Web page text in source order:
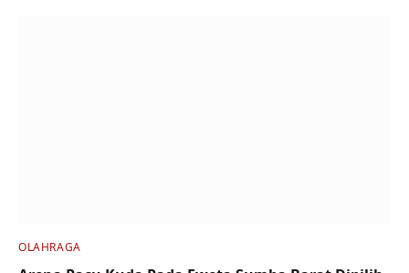
OLAHRAGA